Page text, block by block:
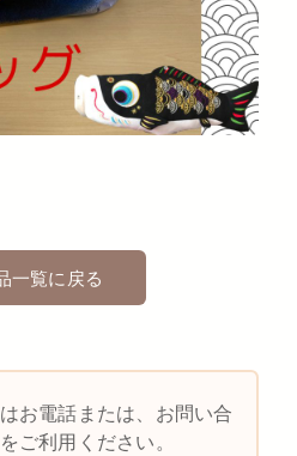
一覧に戻る
お電話または、お問い合
ご利用ください。